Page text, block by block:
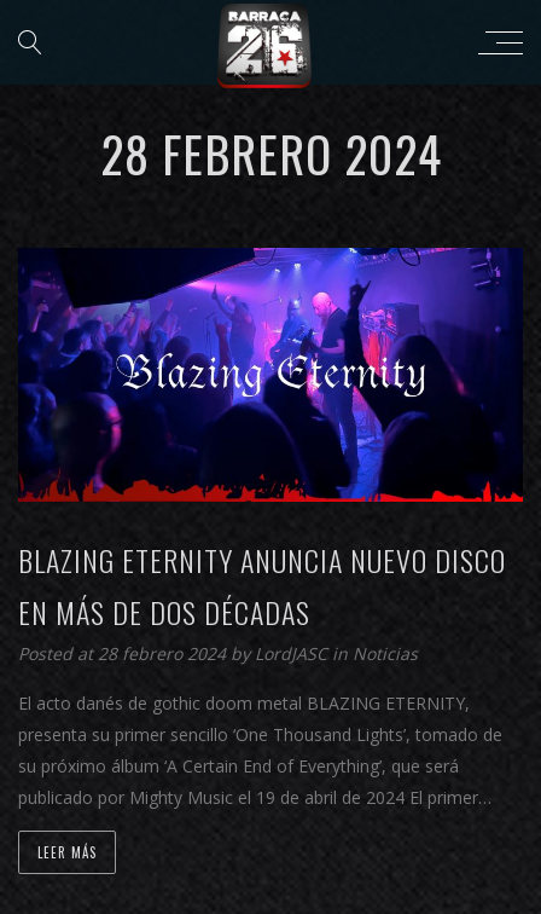
28 FEBRERO 2024
BLAZING ETERNITY ANUNCIA NUEVO DISCO
EN MÁS DE DOS DÉCADAS
Posted at 28 febrero 2024 byLordJASCin Noticias
El acto danés de gothic doom metal BLAZING ETERNITY,
presenta su primer sencillo ‘One Thousand Lights’, tomado de
su próximo álbum ‘A Certain End of Everything’, que será
publicado por Mighty Music el 19 de abril de 2024 El primer…
LEER MÁS